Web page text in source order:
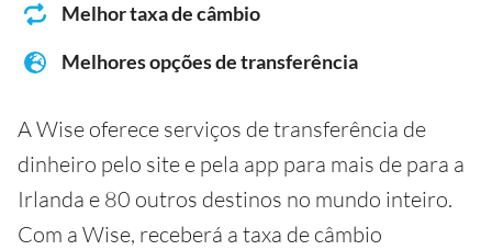
Melhor taxa de câmbio
Melhores opções de transferência
A Wise oferece serviços de transferência de
dinheiro pelo site e pela app para mais de para a
Irlanda e 80 outros destinos no mundo inteiro.
Com a Wise, receberá a taxa de câmbio